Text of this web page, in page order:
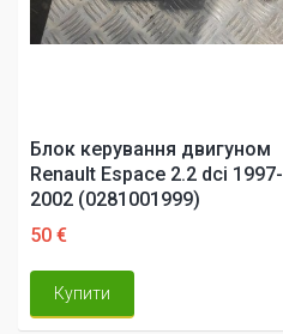
Блок керування двигуном
Renault Espace 2.2 dci 1997-
2002 (0281001999)
50 €
Купити